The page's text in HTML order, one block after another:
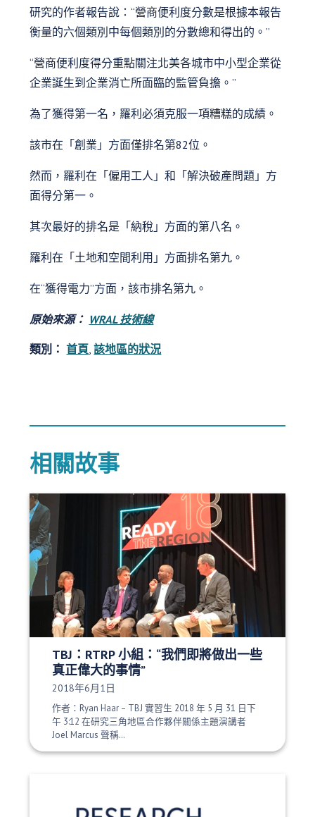
研究的作者報告說：“營商便利度分數是根據本報告
衡量的六個類別中每個類別的分數總和得出的。”
“營商便利度得分重點關注北美各城市中小型企業從
企業誕生到企業消亡所面臨的監管負擔。”
為了獲得第一名，羅利必須克服一項糟糕的成績。
該市在「創業」方面僅排名第82位。
然而，羅利在「僱用工人」和「解決破產問題」方
面得分第一。
其次最好的排名是「納稅」方面的第八名。
羅利在「土地和空間利用」方面排名第九。
在“獲得電力”方面，該市排名第九。
原始來源： WRAL 技術線
類別： 首頁 ,該地區的狀況
相關故事
TBJ：RTRP 小組：“我們即將做出一些
真正偉大的事情”
發布日期：
2018年6月1日
作者：Ryan Haar – TBJ 實習生 2018 年 5 月 31 日下
午 3:12 在研究三角地區合作夥伴關係主題演講者
Joel Marcus 聲稱…